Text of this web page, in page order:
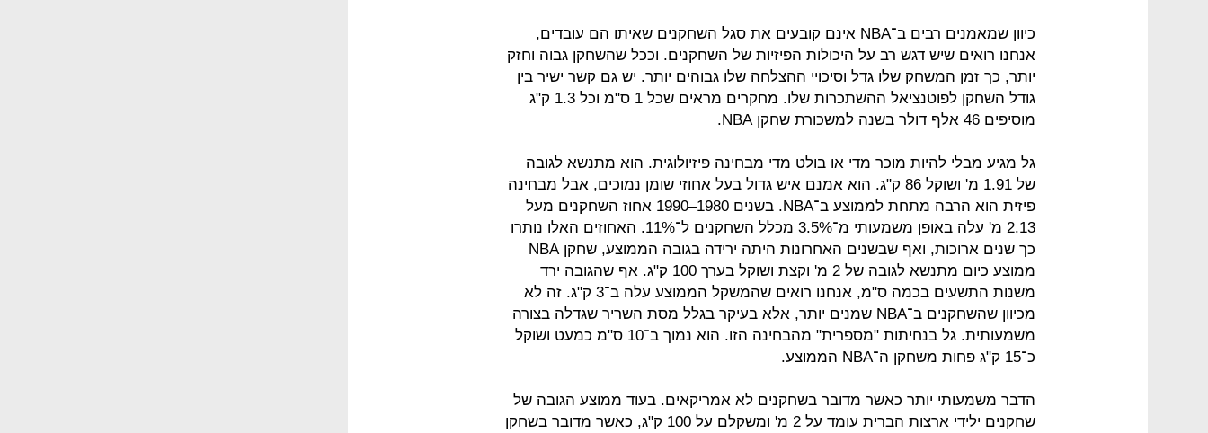
כיוון שמאמנים רבים ב־NBA אינם קובעים את סגל השחקנים שאיתו הם עובדים,
אנחנו רואים שיש דגש רב על היכולות הפיזיות של השחקנים. וככל שהשחקן גבוה וחזק
יותר, כך זמן המשחק שלו גדל וסיכויי ההצלחה שלו גבוהים יותר. יש גם קשר ישיר בין
גודל השחקן לפוטנציאל ההשתכרות שלו. מחקרים מראים שכל 1 ס"מ וכל 1.3 ק"ג
מוסיפים 46 אלף דולר בשנה למשכורת שחקן NBA.
גל מגיע מבלי להיות מוכר מדי או בולט מדי מבחינה פיזיולוגית. הוא מתנשא לגובה
של 1.91 מ' ושוקל 86 ק"ג. הוא אמנם איש גדול בעל אחוזי שומן נמוכים, אבל מבחינה
פיזית הוא הרבה מתחת לממוצע ב־NBA. בשנים 1980–1990 אחוז השחקנים מעל
2.13 מ' עלה באופן משמעותי מ־3.5% מכלל השחקנים ל־11%. האחוזים האלו נותרו
כך שנים ארוכות, ואף שבשנים האחרונות היתה ירידה בגובה הממוצע, שחקן NBA
ממוצע כיום מתנשא לגובה של 2 מ' וקצת ושוקל בערך 100 ק"ג. אף שהגובה ירד
משנות התשעים בכמה ס"מ, אנחנו רואים שהמשקל הממוצע עלה ב־3 ק"ג. זה לא
מכיוון שהשחקנים ב־NBA שמנים יותר, אלא בעיקר בגלל מסת השריר שגדלה בצורה
משמעותית. גל בנחיתות "מספרית" מהבחינה הזו. הוא נמוך ב־10 ס"מ כמעט ושוקל
כ־15 ק"ג פחות משחקן ה־NBA הממוצע.
הדבר משמעותי יותר כאשר מדובר בשחקנים לא אמריקאים. בעוד ממוצע הגובה של
שחקנים ילידי ארצות הברית עומד על 2 מ' ומשקלם על 100 ק"ג, כאשר מדובר בשחקן